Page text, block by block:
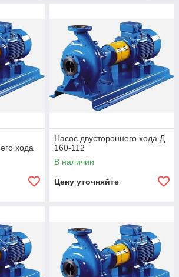
хода
Насос двустороннего хода Д
160-112
В наличии
Цену уточняйте